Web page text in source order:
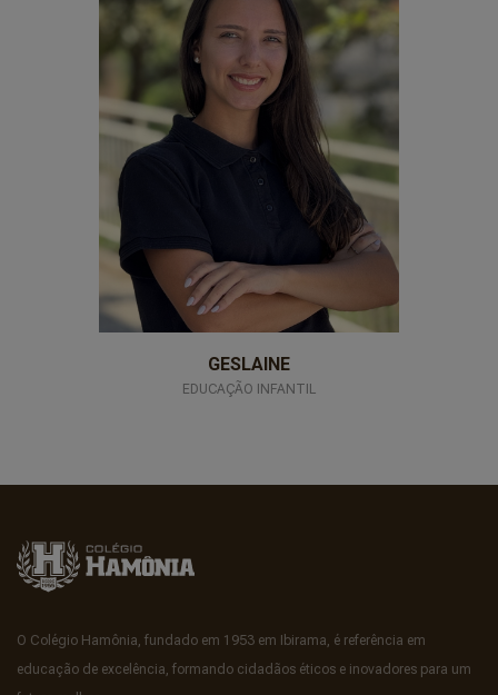
GESLAINE
EDUCAÇÃO INFANTIL
O Colégio Hamônia, fundado em 1953 em Ibirama, é referência em
educação de excelência, formando cidadãos éticos e inovadores para um